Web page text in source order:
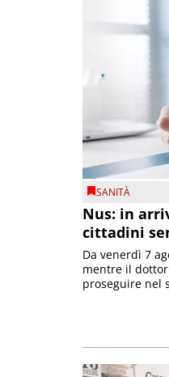
SANITÀ
Nus: in
cittadini
Da venerdì 7
mentre il
proseguire nel